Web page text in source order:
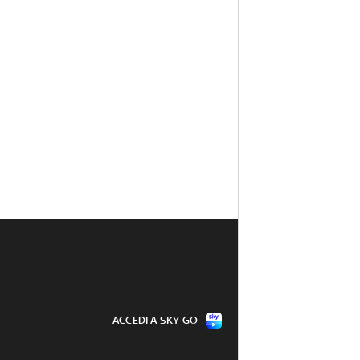
ACCEDI A SKY GO